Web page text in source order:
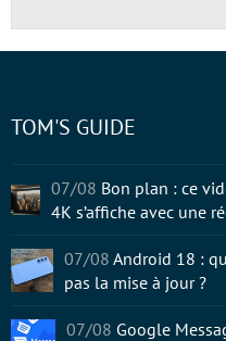
TOM'S GUIDE
07/08 Bon plan : ce
4K s’affiche avec une
07/08 Android 18 :
pas la mise à jour ?
07/08 Google